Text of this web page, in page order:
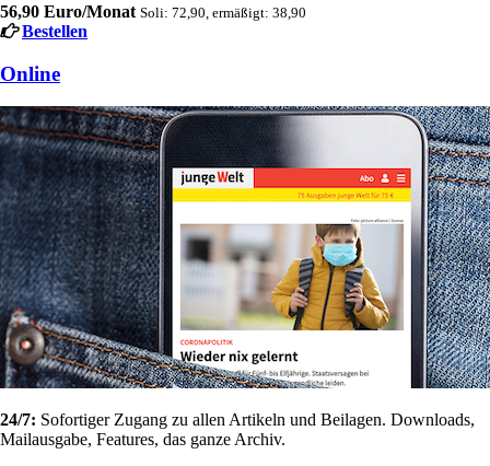
56,90 Euro/Monat Soli: 72,90, ermäßigt: 38,90
Bestellen
Online
24/7: Sofortiger Zugang zu allen Artikeln und Beilagen. Downloads,
Mailausgabe, Features, das ganze Archiv.